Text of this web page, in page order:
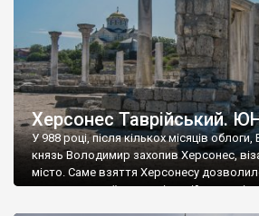
Херсонес Таврійський.
У 988 році, після кількох місяців
князь Володимир захопив Херсонес,
місто. Саме взяття Херсонесу
диктувати свої умови візантійському